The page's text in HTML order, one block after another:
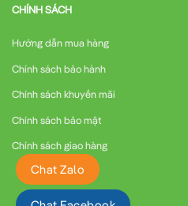
CHÍNH SÁCH
Hướng dẫn mua hàng
Chính sách bảo hành
Chính sách khuyến mãi
Chính sách bảo mật
Chính sách giao hàng
Chat Zalo